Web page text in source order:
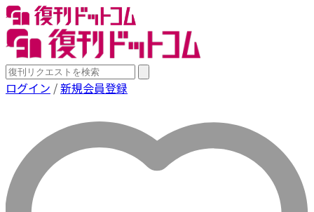
ログイン /新規会員登録